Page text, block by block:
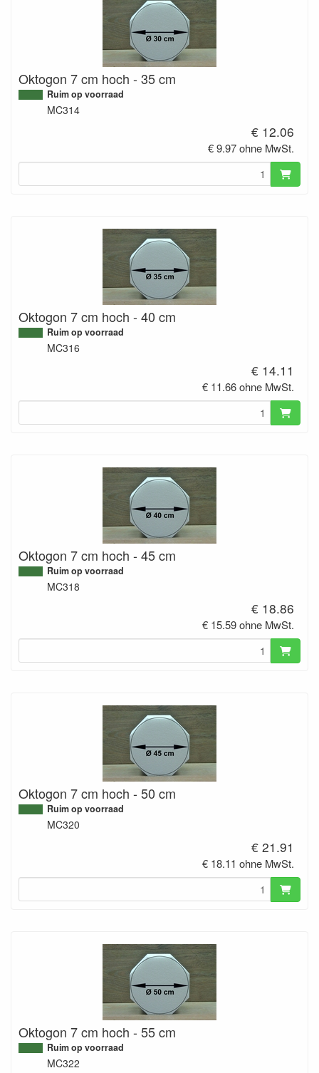
Oktogon 7 cm hoch - 35 cm
Ruim op voorraad
MC314
€ 12.06
€ 9.97 ohne MwSt.
Oktogon 7 cm hoch - 40 cm
Ruim op voorraad
MC316
€ 14.11
€ 11.66 ohne MwSt.
Oktogon 7 cm hoch - 45 cm
Ruim op voorraad
MC318
€ 18.86
€ 15.59 ohne MwSt.
Oktogon 7 cm hoch - 50 cm
Ruim op voorraad
MC320
€ 21.91
€ 18.11 ohne MwSt.
Oktogon 7 cm hoch - 55 cm
Ruim op voorraad
MC322